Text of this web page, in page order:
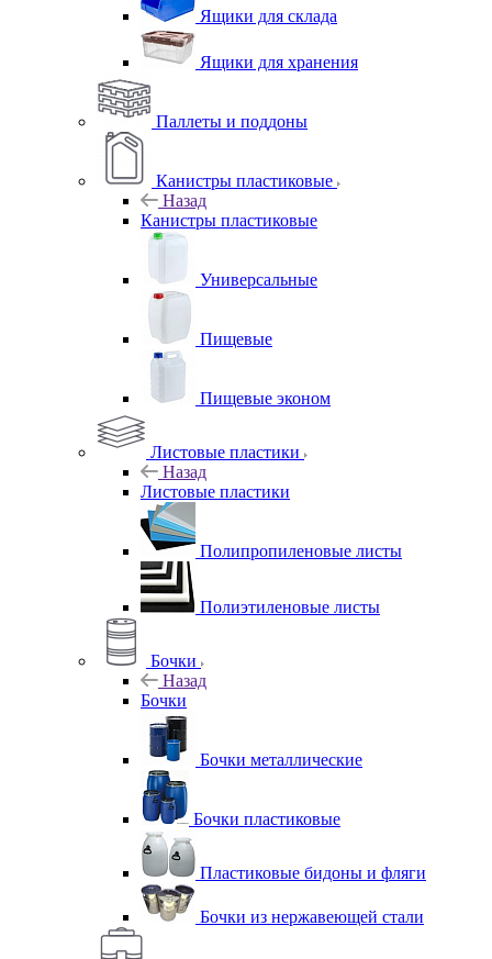
Ящики для склада
Ящики для хранения
Паллеты и поддоны
Канистры пластиковые
Назад
Канистры пластиковые
Универсальные
Пищевые
Пищевые эконом
Листовые пластики
Назад
Листовые пластики
Полипропиленовые листы
Полиэтиленовые листы
Бочки
Назад
Бочки
Бочки металлические
Бочки пластиковые
Пластиковые бидоны и фляги
Бочки из нержавеющей стали